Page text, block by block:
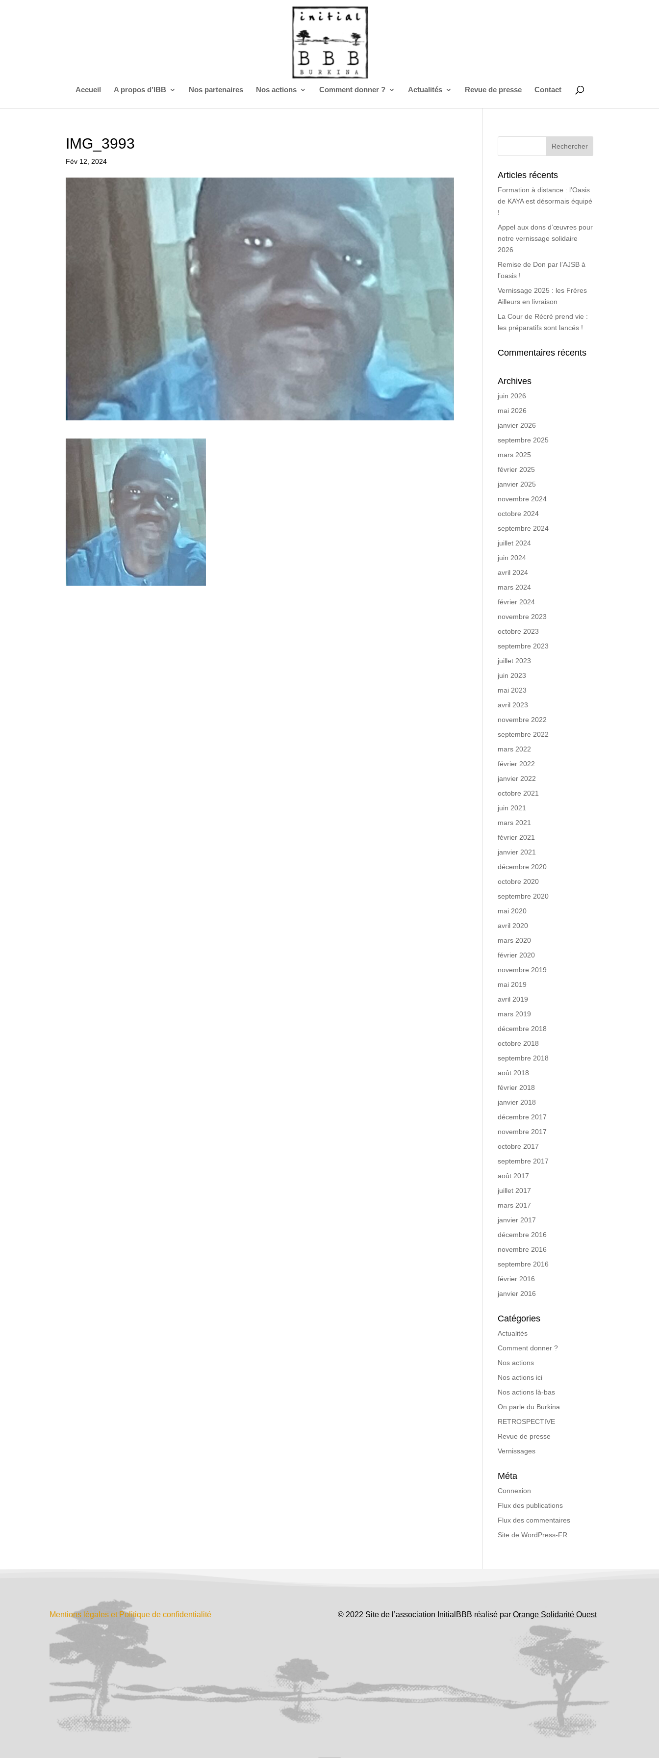
Accueil A propos d’IBB Nos partenaires Nos actions Comment donner ? Actualités Revue de presse Contact
IMG_3993
Fév 12, 2024
Articles récents
Formation à distance : l’Oasis
de KAYA est désormais équipé
!
Appel aux dons d’œuvres pour
notre vernissage solidaire
2026
Remise de Don par l’AJSB à
l’oasis !
Vernissage 2025 : les Frères
Ailleurs en livraison
La Cour de Récré prend vie :
les préparatifs sont lancés !
Commentaires récents
Archives
juin 2026
mai 2026
janvier 2026
septembre 2025
mars 2025
février 2025
janvier 2025
novembre 2024
octobre 2024
septembre 2024
juillet 2024
juin 2024
avril 2024
mars 2024
février 2024
novembre 2023
octobre 2023
septembre 2023
juillet 2023
juin 2023
mai 2023
avril 2023
novembre 2022
septembre 2022
mars 2022
février 2022
janvier 2022
octobre 2021
juin 2021
mars 2021
février 2021
janvier 2021
décembre 2020
octobre 2020
septembre 2020
mai 2020
avril 2020
mars 2020
février 2020
novembre 2019
mai 2019
avril 2019
mars 2019
décembre 2018
octobre 2018
septembre 2018
août 2018
février 2018
janvier 2018
décembre 2017
novembre 2017
octobre 2017
septembre 2017
août 2017
juillet 2017
mars 2017
janvier 2017
décembre 2016
novembre 2016
septembre 2016
février 2016
janvier 2016
Catégories
Actualités
Comment donner ?
Nos actions
Nos actions ici
Nos actions là-bas
On parle du Burkina
RETROSPECTIVE
Revue de presse
Vernissages
Méta
Connexion
Flux des publications
Flux des commentaires
Site de WordPress-FR
Mentions légales et Politique de confidentialité © 2022 Site de l’association InitialBBB réalisé parOrange Solidarité Ouest